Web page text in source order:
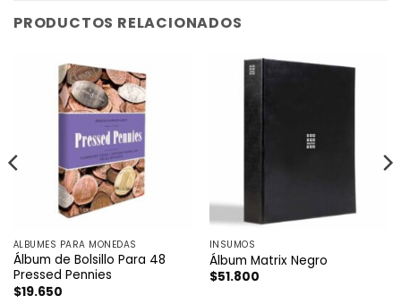
PRODUCTOS RELACIONADOS
ÁLBUMES PARA MONEDAS
Álbum de Bolsillo Para 48
Pressed Pennies
$19.650
INSUMOS
Álbum Matrix Negro
$51.800